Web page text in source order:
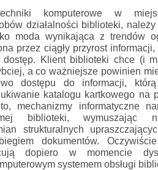
komputerowe w
działalności biblioteki,
moda wynikająca z trendów
przez ciągły przyrost
Klient biblioteki chce (i
a co ważniejsze powinien
dostępu do informacji,
katalogu kartkowego na
mechanizmy informatyczne
biblioteki, wymuszając
strukturalnych
dokumentów.
dopiero w momencie
systemem obsługi